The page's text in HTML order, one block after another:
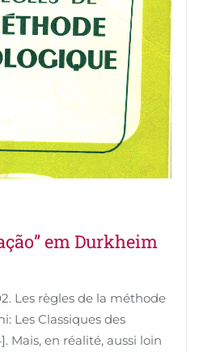
em Durkheim
Les règles de la méthode
Les Classiques des
Mais, en réalité, aussi loin